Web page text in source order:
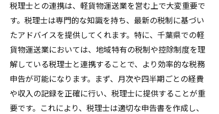
税理士との連携は、軽貨物運送業を営む上で大変重要で
す。税理士は専門的な知識を持ち、最新の税制に基づい
たアドバイスを提供してくれます。特に、千葉県での軽
貨物運送業においては、地域特有の税制や控除制度を理
解している税理士と連携することで、より効率的な税務
申告が可能になります。まず、月次や四半期ごとの経費
や収入の記録を正確に行い、税理士に提供することが重
要です。これにより、税理士は適切な申告書を作成し、